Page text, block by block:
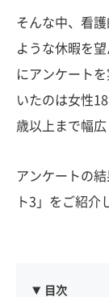
そんな中、看
ような休暇を
にアンケート
いたのは女性
歳以上まで幅広
アンケートの
ト3」をご紹介
目次